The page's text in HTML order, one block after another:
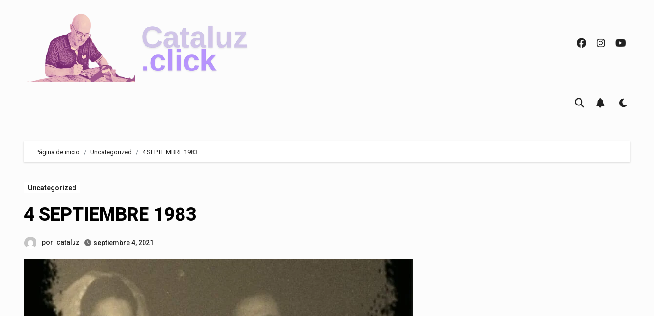
Página de inicio Uncategorized 4 SEPTIEMBRE 1983
Uncategorized
4 SEPTIEMBRE 1983
por cataluz septiembre 4, 2021